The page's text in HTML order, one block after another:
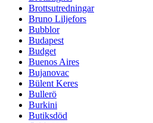
Brottsutredningar
Bruno Liljefors
Bubblor
Budapest
Budget
Buenos Aires
Bujanovac
Bülent Keres
Bullerö
Burkini
Butiksdöd